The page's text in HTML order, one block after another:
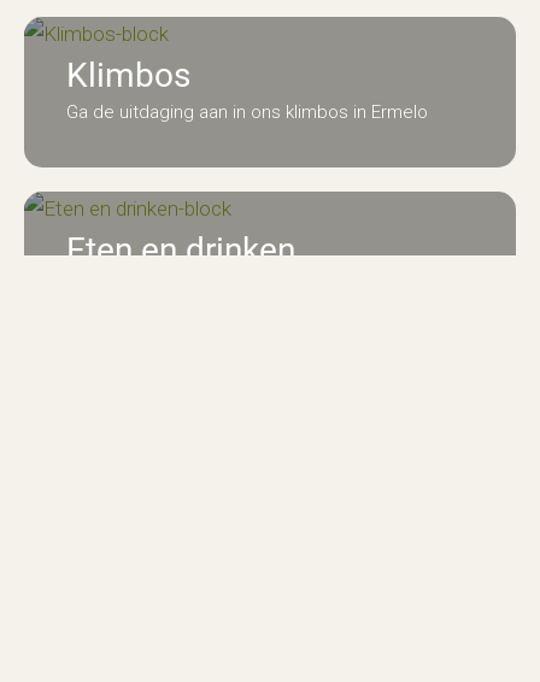
Klimbos
Ga de uitdaging aan in ons klimbos in Ermelo
Eten en drinken